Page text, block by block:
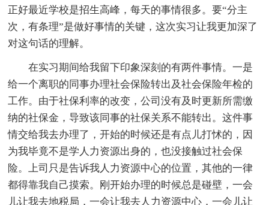
正好最近学校是招生高峰，每天的事情很多。要“分主
次，有条理”是做好事情的关键，这次实习让我更加深了
对这句话的理解。
在实习期间给我留下印象深刻的有两件事情。一是
给一个离职的同事办理社会保险转出及社会保险年检的
工作。由于社保利率的改变，公司没有及时更新所需缴
纳的社保金，导致该同事的社保关系不能转出。这件事
情交给我去办理了，开始的时候还是有点儿打怵的，因
为我毕竟不是学人力资源出身的，也没接触过社会保
险。上司只是告诉我人力资源中心的位置，其他的一律
都得靠我自己摸索。刚开始办理的时候总是碰壁，一会
儿让我去地税局，一会让我去人力资源中心，一会儿让